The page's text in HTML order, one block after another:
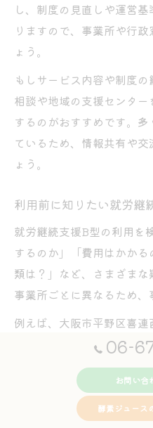
し、制度の見直しや運営
りますので、事業所や行
ょう。
もしサービス内容や制度
相談や地域の支援センタ
するのがおすすめです。
ているため、情報共有や
ょう。
利用前に知りたい就労継
就労継続支援B型の利用を
するのか」「費用はかか
類は？」など、さまざまな
事業所ごとに異なるため
例えば、大阪市平野区喜
障害、身体障害など幅広
傾向です。作業内容もハ
など多様で、自分に合っ
利用前には、見学や体験
06-
お問い合
酵素ジュース